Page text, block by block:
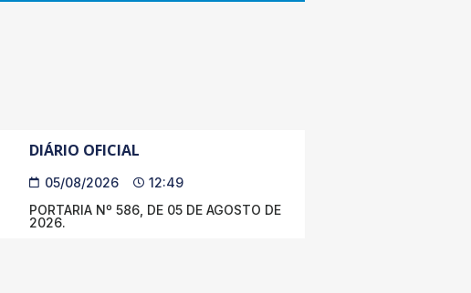
DIÁRIO OFICIAL
05/08/2026
12:49
PORTARIA Nº 586, DE 05 DE AGOSTO DE
2026.